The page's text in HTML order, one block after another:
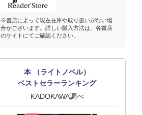
※書店によって現在在庫や取り扱いがない場
合がございます。詳しい購入方法は、各書店
のサイトにてご確認ください。
本 （ライトノベル）
ベストセラーランキング
KADOKAWA調べ